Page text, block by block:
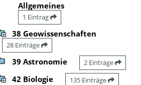
Allgemeines
1 Eintrag
38 Geowissenschaften
28 Einträge
39 Astronomie 2 Einträge
42 Biologie 135 Einträge